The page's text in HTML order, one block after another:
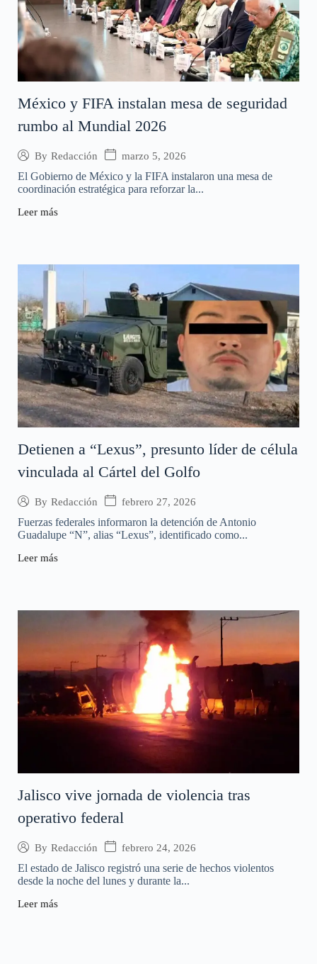
México y FIFA instalan mesa de seguridad
rumbo al Mundial 2026
By Redacción marzo 5, 2026
El Gobierno de México y la FIFA instalaron una mesa de
coordinación estratégica para reforzar la...
Leer más
Detienen a “Lexus”, presunto líder de célula
vinculada al Cártel del Golfo
By Redacción febrero 27, 2026
Fuerzas federales informaron la detención de Antonio
Guadalupe “N”, alias “Lexus”, identificado como...
Leer más
Jalisco vive jornada de violencia tras
operativo federal
By Redacción febrero 24, 2026
El estado de Jalisco registró una serie de hechos violentos
desde la noche del lunes y durante la...
Leer más